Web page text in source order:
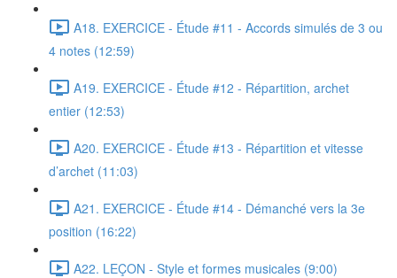
A18. EXERCICE - Étude #11 - Accords simulés de 3 ou
4 notes (12:59)
A19. EXERCICE - Étude #12 - Répartition, archet
entier (12:53)
A20. EXERCICE - Étude #13 - Répartition et vitesse
d’archet (11:03)
A21. EXERCICE - Étude #14 - Démanché vers la 3e
position (16:22)
A22. LEÇON - Style et formes musicales (9:00)